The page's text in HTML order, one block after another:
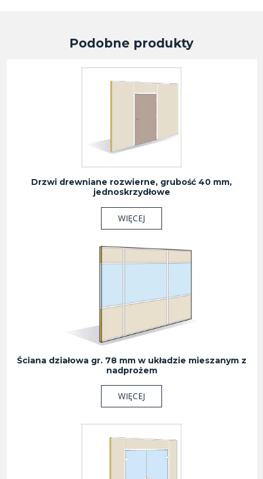
Podobne produkty
Drzwi drewniane rozwierne, grubość 40 mm,
jednoskrzydłowe
WIĘCEJ
Ściana działowa gr. 78 mm w układzie mieszanym z
nadprożem
WIĘCEJ